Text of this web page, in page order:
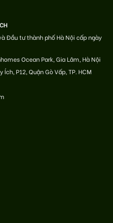
Đầu tư thành phố Hà Nội cấp ngày
Ocean Park, Gia Lâm, Hà Nội
P12, Quận Gò Vấp, TP. HCM